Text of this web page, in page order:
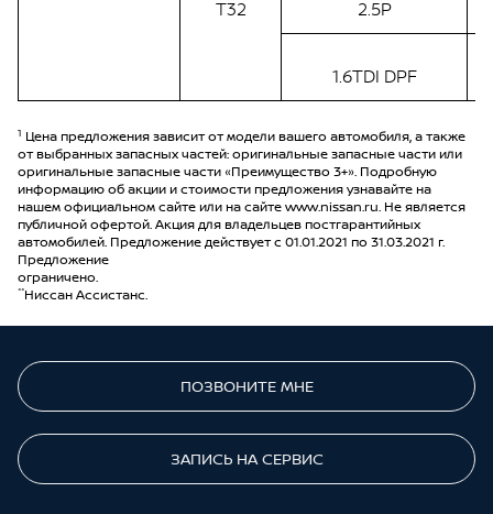
T32 2.5P
1.6TDI DPF
1 Цена предложения зависит от модели вашего автомобиля, а также
от выбранных запасных частей: оригинальные запасные части или
оригинальные запасные части «Преимущество 3+». Подробную
информацию об акции и стоимости предложения узнавайте на
нашем официальном сайте или на сайте www.nissan.ru. Не является
публичной офертой. Акция для владельцев постгарантийных
автомобилей. Предложение действует с 01.01.2021 по 31.03.2021 г.
Предложение
ограничено.
**Ниссан Ассистанс.
ПОЗВОНИТЕ МНЕ
ЗАПИСЬ НА СЕРВИС